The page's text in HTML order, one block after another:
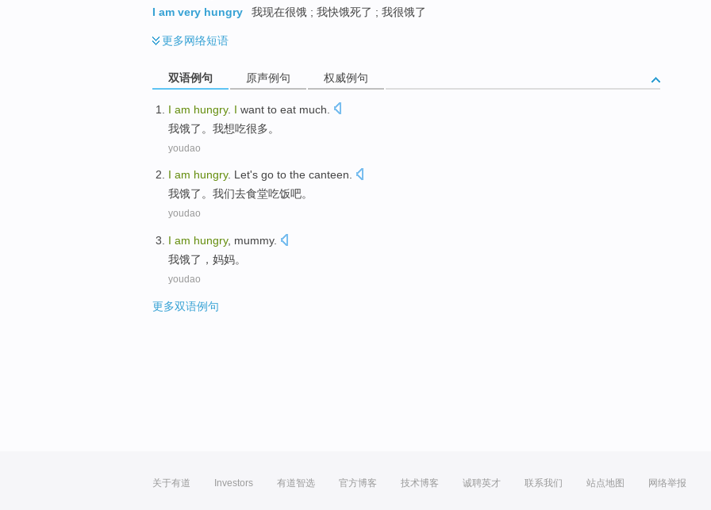
I am very hungry
我现在很饿 ; 我快饿死了 ; 我很饿了
更多网络短语
双语例句 原声例句 权威例句
I am hungry. I want to eat much
我饿了。我想吃很多。
youdao
I am hungry. Let's go to the canteen.
我饿了。 我们去食堂吃饭吧。
youdao
I am hungry, mummy.
我饿了， 妈妈。
youdao
更多双语例句
关于有道 Investors 有道智选 官方博客 技术博客 诚聘英才 联系我们 站点地图 网络举报